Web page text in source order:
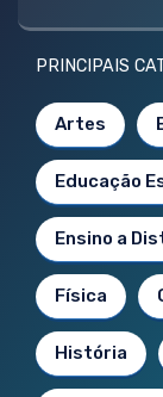
PRINCIPAIS
Artes
Educação
Ensino a
Física
História